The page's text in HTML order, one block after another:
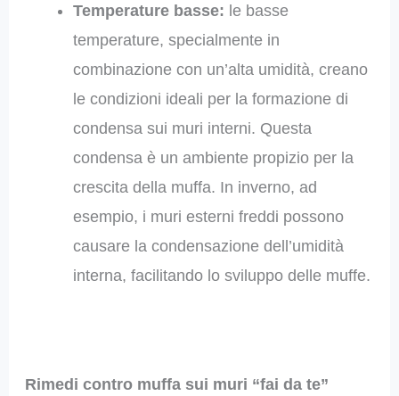
Temperature basse: le basse
temperature, specialmente in
combinazione con un’alta umidità, creano
le condizioni ideali per la formazione di
condensa sui muri interni. Questa
condensa è un ambiente propizio per la
crescita della muffa. In inverno, ad
esempio, i muri esterni freddi possono
causare la condensazione dell’umidità
interna, facilitando lo sviluppo delle muffe.
Rimedi contro muffa sui muri “fai da te”